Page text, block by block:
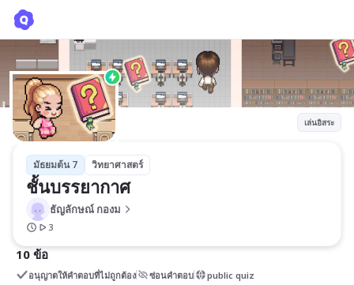
เล่นอิสระ
มัธยมต้น 7 วิทยาศาสตร์
ชั้นบรรยากาศ
ธัญลักษณ์ กองม
3
10 ข้อ
อนุญาตให้คำตอบที่ไม่ถูกต้อง ซ่อนคำตอบ public quiz